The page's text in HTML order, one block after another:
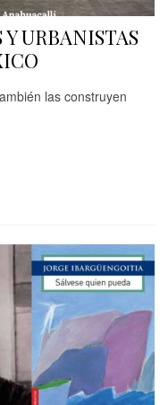
URBANISTAS
las construyen